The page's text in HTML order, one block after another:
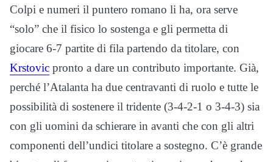
Colpi e numeri il puntero romano li ha, ora serve
“solo” che il fisico lo sostenga e gli permetta di
giocare 6-7 partite di fila partendo da titolare, con
Krstovic pronto a dare un contributo importante. Già,
perché l’Atalanta ha due centravanti di ruolo e tutte le
possibilità di sostenere il tridente (3-4-2-1 o 3-4-3) sia
con gli uomini da schierare in avanti che con gli altri
componenti dell’undici titolare a sostegno. C’è grande